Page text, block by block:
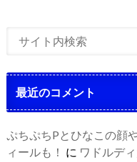
最近のコメント
ぷちぷちPとひなこの顔
ィールも！ に ワドルデ